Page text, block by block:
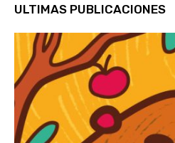
ULTIMAS PUBLICACIONES